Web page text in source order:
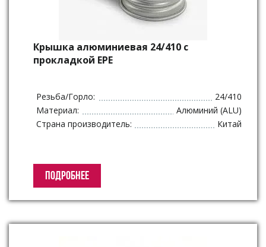
Крышка алюминиевая 24/410 с
прокладкой EPE
Резьба/Горло:
24/410
Материал:
Алюминий (ALU)
Страна производитель:
Китай
ПОДРОБНЕЕ